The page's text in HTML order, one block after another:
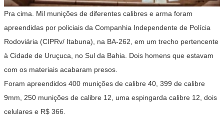
Pra cima. Mil munições de diferentes calibres e arma foram
apreendidas por policiais da Companhia Independente de Polícia
Rodoviária (CIPRv/ Itabuna), na BA-262, em um trecho pertencente
à Cidade de Uruçuca, no Sul da Bahia. Dois homens que estavam
com os materiais acabaram presos.
Foram apreendidos 400 munições de calibre 40, 399 de calibre
9mm, 250 munições de calibre 12, uma espingarda calibre 12, dois
celulares e R$ 366.